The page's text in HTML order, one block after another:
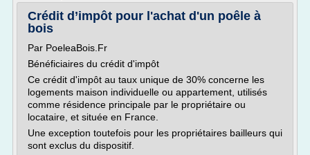
Crédit d’impôt pour l'achat d'un poêle à
bois
Par PoeleaBois.Fr
Bénéficiaires du crédit d'impôt
Ce crédit d'impôt au taux unique de 30% concerne les
logements maison individuelle ou appartement, utilisés
comme résidence principale par le propriétaire ou
locataire, et située en France.
Une exception toutefois pour les propriétaires bailleurs qui
sont exclus du dispositif.